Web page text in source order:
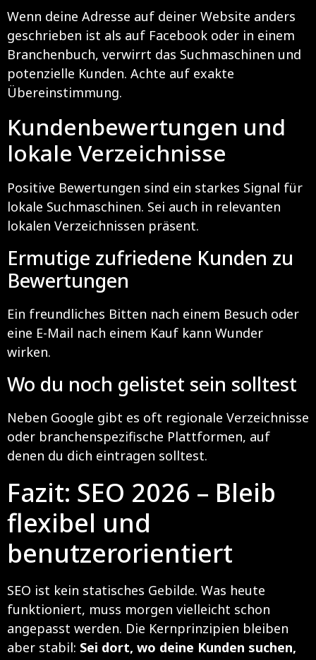
Wenn deine Adresse auf deiner Website anders
geschrieben ist als auf Facebook oder in einem
Branchenbuch, verwirrt das Suchmaschinen und
potenzielle Kunden. Achte auf exakte
Übereinstimmung.
Kundenbewertungen und
lokale Verzeichnisse
Positive Bewertungen sind ein starkes Signal für
lokale Suchmaschinen. Sei auch in relevanten
lokalen Verzeichnissen präsent.
Ermutige zufriedene Kunden zu
Bewertungen
Ein freundliches Bitten nach einem Besuch oder
eine E-Mail nach einem Kauf kann Wunder
wirken.
Wo du noch gelistet sein solltest
Neben Google gibt es oft regionale Verzeichnisse
oder branchenspezifische Plattformen, auf
denen du dich eintragen solltest.
Fazit: SEO 2026 – Bleib
flexibel und
benutzerorientiert
SEO ist kein statisches Gebilde. Was heute
funktioniert, muss morgen vielleicht schon
angepasst werden. Die Kernprinzipien bleiben
aber stabil: Sei dort, wo deine Kunden suchen,